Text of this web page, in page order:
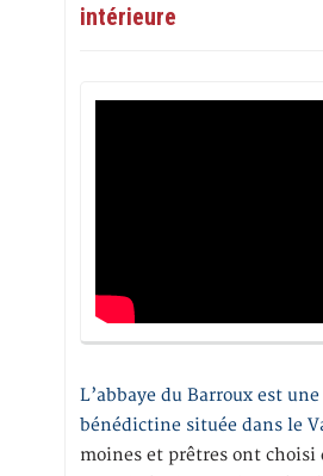
intérieure
L’abbaye du Barroux est
bénédictine située dans le
moines et prêtres ont choisi